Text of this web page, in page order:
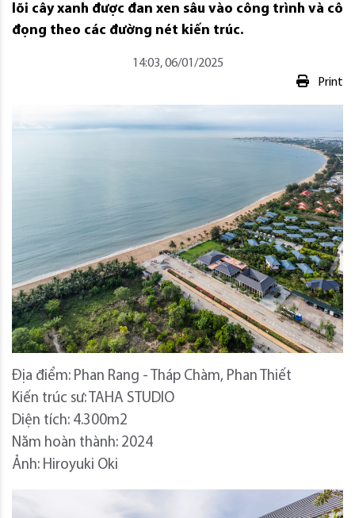
lõi cây xanh được đan xen sâu vào công trình và cô
đọng theo các đường nét kiến ​​trúc.
14:03, 06/01/2025
Print
Địa điểm: Phan Rang - Tháp Chàm, Phan Thiết
Kiến trúc sư: TAHA STUDIO
Diện tích: 4.300m2
Năm hoàn thành: 2024
Ảnh: Hiroyuki Oki